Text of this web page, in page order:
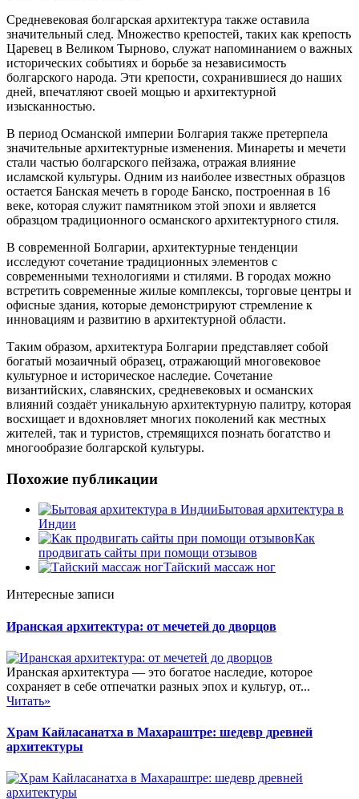
Средневековая болгарская архитектура также оставила
значительный след. Множество крепостей, таких как крепость
Царевец в Великом Тырново, служат напоминанием о важных
исторических событиях и борьбе за независимость
болгарского народа. Эти крепости, сохранившиеся до наших
дней, впечатляют своей мощью и архитектурной
изысканностью.
В период Османской империи Болгария также претерпела
значительные архитектурные изменения. Минареты и мечети
стали частью болгарского пейзажа, отражая влияние
исламской культуры. Одним из наиболее известных образцов
остается Банская мечеть в городе Банско, построенная в 16
веке, которая служит памятником этой эпохи и является
образцом традиционного османского архитектурного стиля.
В современной Болгарии, архитектурные тенденции
исследуют сочетание традиционных элементов с
современными технологиями и стилями. В городах можно
встретить современные жилые комплексы, торговые центры и
офисные здания, которые демонстрируют стремление к
инновациям и развитию в архитектурной области.
Таким образом, архитектура Болгарии представляет собой
богатый мозаичный образец, отражающий многовековое
культурное и историческое наследие. Сочетание
византийских, славянских, средневековых и османских
влияний создаёт уникальную архитектурную палитру, которая
восхищает и вдохновляет многих поколений как местных
жителей, так и туристов, стремящихся познать богатство и
многообразие болгарской культуры.
Похожие публикации
Бытовая архитектура в
Индии
Как
продвигать сайты при помощи отзывов
Тайский массаж ног
Интересные записи
Иранская архитектура: от мечетей до дворцов
Иранская архитектура — это богатое наследие, которое
сохраняет в себе отпечатки разных эпох и культур, от...
Читать»
Храм Кайласанатха в Махараштре: шедевр древней
архитектуры